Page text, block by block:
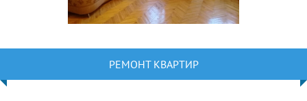
РЕМОНТ КВАРТИР